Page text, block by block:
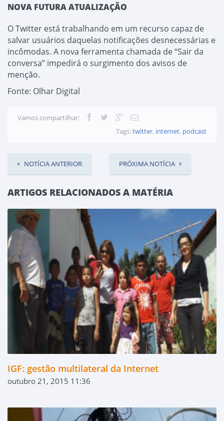
NOVA FUTURA ATUALIZAÇÃO
O Twitter está trabalhando em um recurso capaz de
salvar usuários daquelas notificações desnecessárias e
incômodas. A nova ferramenta chamada de “Sair da
conversa” impedirá o surgimento dos avisos de
menção.
Fonte: Olhar Digital
Vamos compartilhar:
Tags:twitter, internet, podcast
NOTÍCIA ANTERIOR PRÓXIMA NOTÍCIA
ARTIGOS RELACIONADOS A MATÉRIA
IGF: gestão multilateral da Internet
outubro 21, 2015 11:36